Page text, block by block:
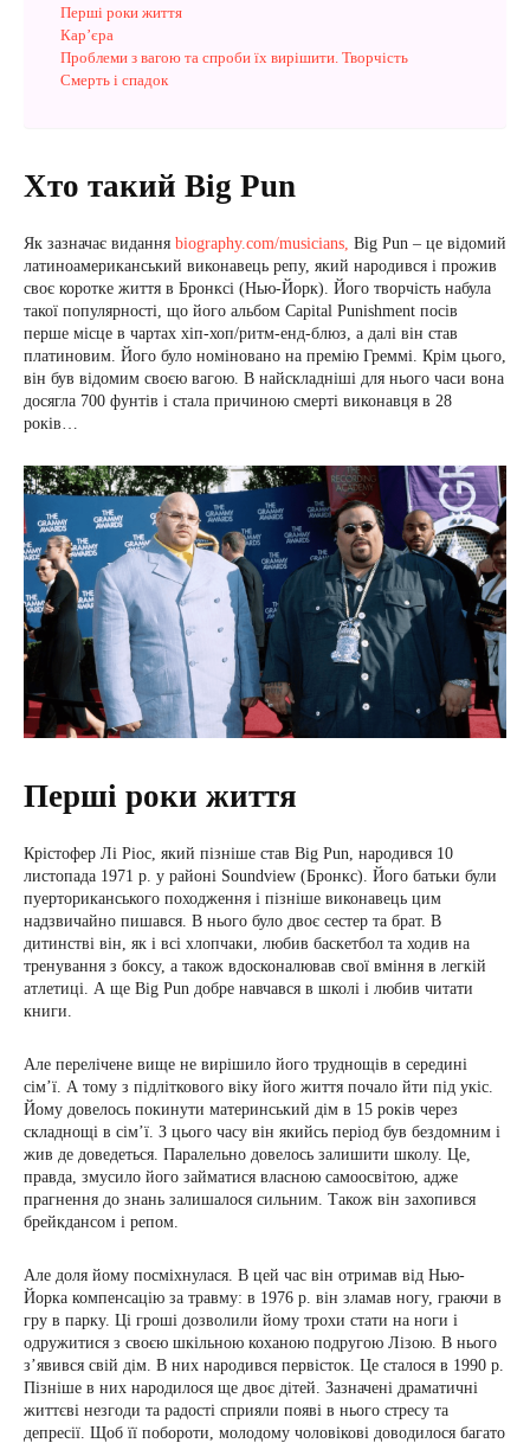
Перші роки життя
Кар’єра
Проблеми з вагою та спроби їх вирішити. Творчість
Смерть і спадок
Хто такий Big Pun
Як зазначає видання biography.com/musicians, Big Pun – це відомий
латиноамериканський виконавець репу, який народився і прожив
своє коротке життя в Бронксі (Нью-Йорк). Його творчість набула
такої популярності, що його альбом Capital Punishment посів
перше місце в чартах хіп-хоп/ритм-енд-блюз, а далі він став
платиновим. Його було номіновано на премію Греммі. Крім цього,
він був відомим своєю вагою. В найскладніші для нього часи вона
досягла 700 фунтів і стала причиною смерті виконавця в 28
років…
Перші роки життя
Крістофер Лі Ріос, який пізніше став Big Pun, народився 10
листопада 1971 р. у районі Soundview (Бронкс). Його батьки були
пуерториканського походження і пізніше виконавець цим
надзвичайно пишався. В нього було двоє сестер та брат. В
дитинстві він, як і всі хлопчаки, любив баскетбол та ходив на
тренування з боксу, а також вдосконалював свої вміння в легкій
атлетиці. А ще Big Pun добре навчався в школі і любив читати
книги.
Але перелічене вище не вирішило його труднощів в середині
сім’ї. А тому з підліткового віку його життя почало йти під укіс.
Йому довелось покинути материнський дім в 15 років через
складнощі в сім’ї. З цього часу він якийсь період був бездомним і
жив де доведеться. Паралельно довелось залишити школу. Це,
правда, змусило його займатися власною самоосвітою, адже
прагнення до знань залишалося сильним. Також він захопився
брейкдансом і репом.
Але доля йому посміхнулася. В цей час він отримав від Нью-
Йорка компенсацію за травму: в 1976 р. він зламав ногу, граючи в
гру в парку. Ці гроші дозволили йому трохи стати на ноги і
одружитися з своєю шкільною коханою подругою Лізою. В нього
з’явився свій дім. В них народився первісток. Це сталося в 1990 р.
Пізніше в них народилося ще двоє дітей. Зазначені драматичні
життєві незгоди та радості сприяли появі в нього стресу та
депресії. Щоб її побороти, молодому чоловікові доводилося багато